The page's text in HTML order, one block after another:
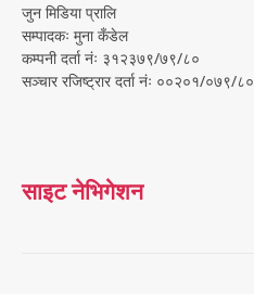
जुन मिडिया प्रालि
सम्पादकः मुना कँडेल
कम्पनी दर्ता नंः ३१२३७९/७९/८०
सञ्चार रजिष्ट्रार दर्ता नंः ००२०१/०७९/८०
साइट नेभिगेशन